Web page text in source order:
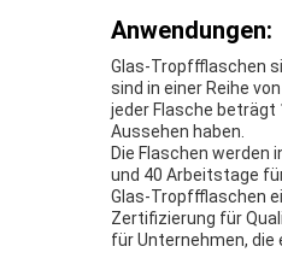
Anwendungen:
Glas-Tropffflaschen
sind in einer Reihe
jeder Flasche beträgt
Aussehen haben.
Die Flaschen
und 40 Arbeitstage
Glas-Tropffflaschen
Zertifizierung für
für Unternehmen, die